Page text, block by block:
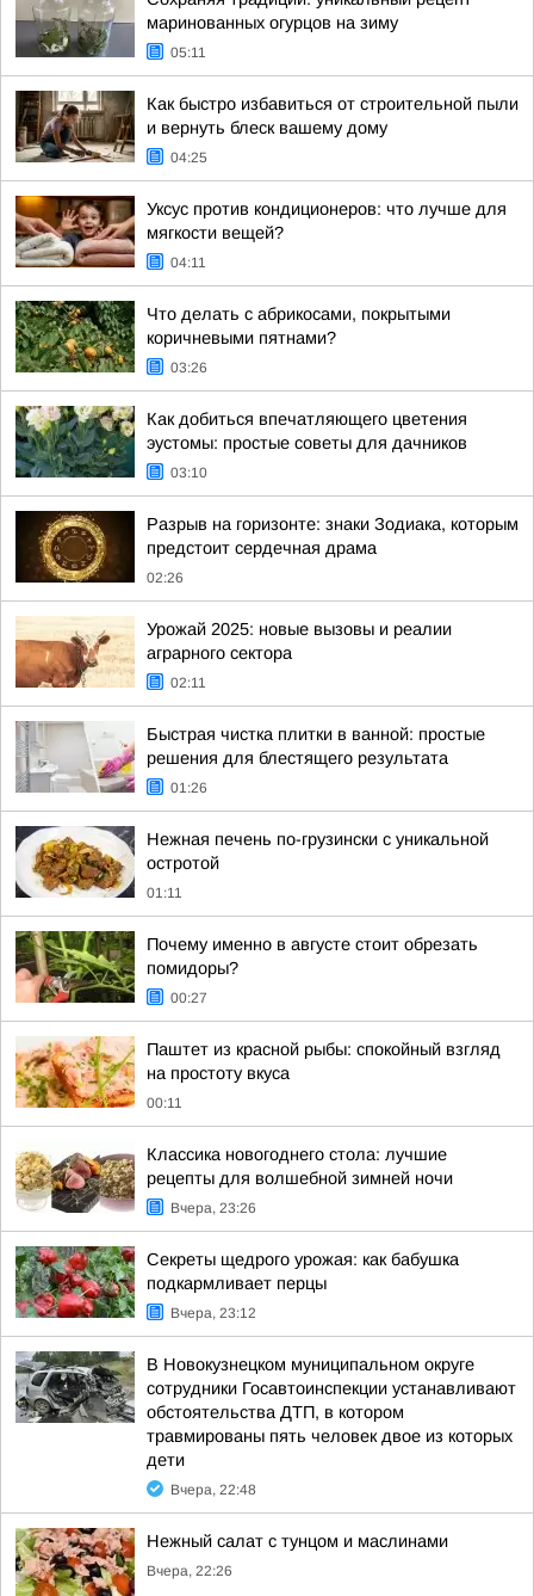
маринованных огурцов на зиму
05:11
Как быстро избавиться от строительной пыли
и вернуть блеск вашему дому
04:25
Уксус против кондиционеров: что лучше для
мягкости вещей?
04:11
Что делать с абрикосами, покрытыми
коричневыми пятнами?
03:26
Как добиться впечатляющего цветения
эустомы: простые советы для дачников
03:10
Разрыв на горизонте: знаки Зодиака, которым
предстоит сердечная драма
02:26
Урожай 2025: новые вызовы и реалии
аграрного сектора
02:11
Быстрая чистка плитки в ванной: простые
решения для блестящего результата
01:26
Нежная печень по-грузински с уникальной
остротой
01:11
Почему именно в августе стоит обрезать
помидоры?
00:27
Паштет из красной рыбы: спокойный взгляд
на простоту вкуса
00:11
Классика новогоднего стола: лучшие
рецепты для волшебной зимней ночи
Вчера, 23:26
Секреты щедрого урожая: как бабушка
подкармливает перцы
Вчера, 23:12
В Новокузнецком муниципальном округе
сотрудники Госавтоинспекции устанавливают
обстоятельства ДТП, в котором
травмированы пять человек двое из которых
дети
Вчера, 22:48
Нежный салат с тунцом и маслинами
Вчера, 22:26